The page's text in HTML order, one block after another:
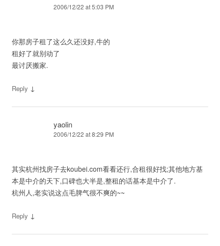
2006/12/22 at 5:03 PM
你那房子租了这么久还没好,牛的
租好了就别动了
最讨厌搬家.
Reply ↓
yaolin
2006/12/22 at 8:29 PM
其实杭州找房子去koubei.com看看还行,合租很好找;其他地方基
本是中介的天下,口碑也大半是,整租的话基本是中介了.
杭州人,老实说这点毛脾气很不爽的~~
Reply ↓